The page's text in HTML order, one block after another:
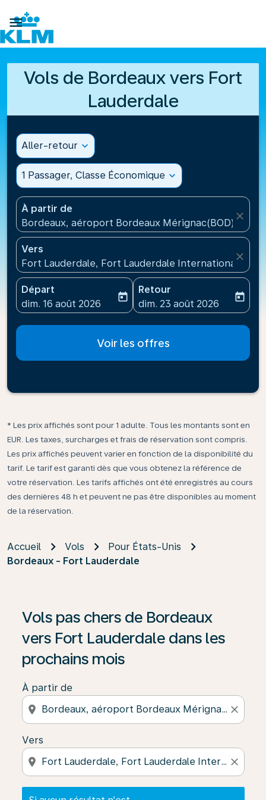

Vols de Bordeaux vers Fort
Lauderdale
Aller-retour expand_more
1 Passager, Classe Économique expand_more
À partir de
Bordeaux, aéroport Bordeaux Mérignac(BOD),
close
Vers
Fort Lauderdale, Fort Lauderdale International
close
Départ
fc-booking-departure-date-aria-label
dim. 16 août 2026
today
Retour
fc-booking-return-date-
dim. 23 août 2026
today
Voir les offres
* Les prix affichés sont pour 1 adulte. Tous les montants sont en
EUR. Les taxes, surcharges et frais de réservation sont compris.
Les prix affichés peuvent varier en fonction de la disponibilité du
tarif. Le tarif est garanti dès que vous obtenez la référence de
votre réservation. Les tarifs affichés ont été enregistrés au cours
des dernières 48 h et peuvent ne pas être disponibles au moment
de la réservation.
Accueil Vols
Pour États-Unis
Bordeaux - Fort Lauderdale
Vols pas chers de Bordeaux
vers Fort Lauderdale dans les
prochains mois
À partir de
location_on close
Vers
location_on close
Si aucun résultat n’est disponible, cliquez sur «